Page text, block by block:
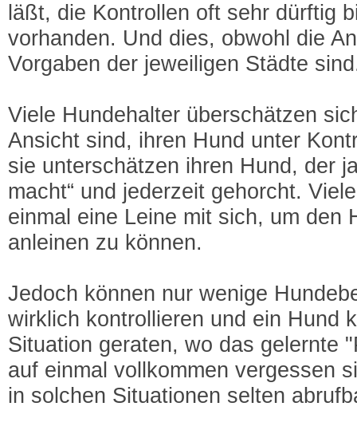
läßt, die Kontrollen oft sehr dürftig
vorhanden. Und dies, obwohl die
Vorgaben der jeweiligen Städte
Viele Hundehalter überschätzen
Ansicht sind, ihren Hund unter
sie unterschätzen ihren Hund, der
macht“ und jederzeit gehorcht.
einmal eine Leine mit sich, um den
anleinen zu können.
Jedoch können nur wenige
wirklich kontrollieren und ein Hund
Situation geraten, wo das gelernte
auf einmal vollkommen vergessen
in solchen Situationen selten